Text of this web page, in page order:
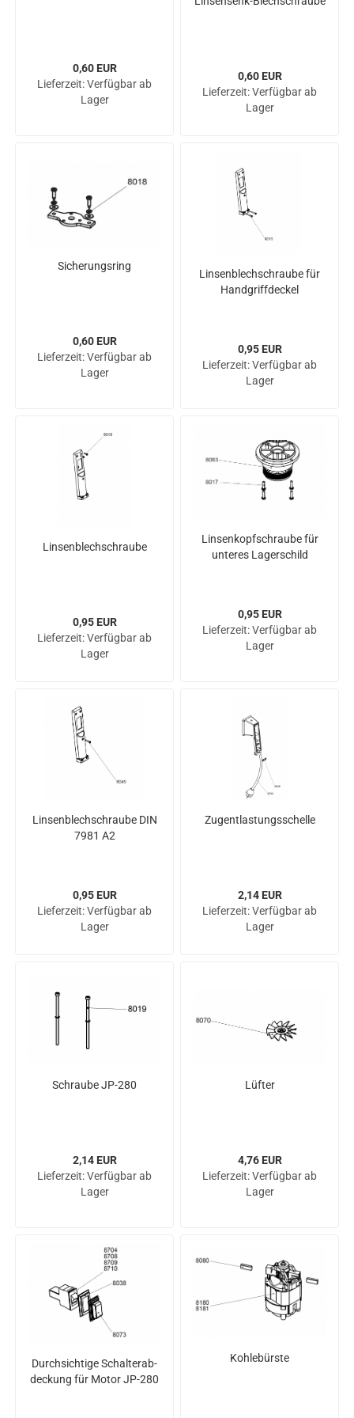
0,60 EUR
Lieferzeit:Verfügbar ab
Lager
0,60 EUR
Lieferzeit:Verfügbar ab
Lager
Si­che­rungs­ring
0,60 EUR
Lieferzeit:Verfügbar ab
Lager
Lin­sen­blech­schrau­be für
Hand­griff­de­ckel
0,95 EUR
Lieferzeit:Verfügbar ab
Lager
Lin­sen­blech­schrau­be
0,95 EUR
Lieferzeit:Verfügbar ab
Lager
Lin­sen­kopf­schrau­be für
un­te­res La­ger­schild
0,95 EUR
Lieferzeit:Verfügbar ab
Lager
Lin­sen­blech­schrau­be DIN
7981 A2
0,95 EUR
Lieferzeit:Verfügbar ab
Lager
Zug­ent­las­tungs­schel­le
2,14 EUR
Lieferzeit:Verfügbar ab
Lager
Schrau­be JP-​280
2,14 EUR
Lieferzeit:Verfügbar ab
Lager
Lüf­ter
4,76 EUR
Lieferzeit:Verfügbar ab
Lager
Durch­sich­ti­ge Schal­ter­ab­
de­ckung für Motor JP-​280
Koh­le­bürs­te